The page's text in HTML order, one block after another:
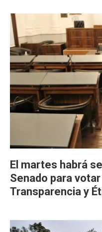
El martes habrá
Senado para
Transparencia y